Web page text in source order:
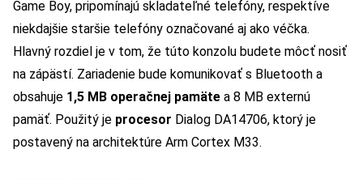
Game Boy, pripomínajú skladateľné telefóny, respektíve
niekdajšie staršie telefóny označované aj ako véčka.
Hlavný rozdiel je v tom, že túto konzolu budete môcť nosiť
na zápästí. Zariadenie bude komunikovať s Bluetooth a
obsahuje 1,5 MB operačnej pamäte a 8 MB externú
pamäť. Použitý je procesor Dialog DA14706, ktorý je
postavený na architektúre Arm Cortex M33.